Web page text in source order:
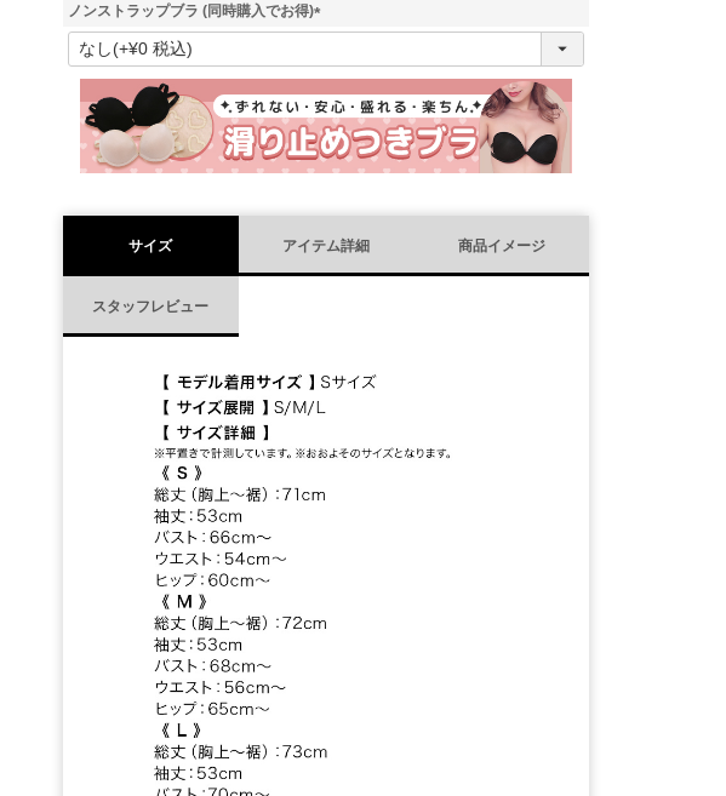
ノンストラップブラ (同時購入でお得)
(
須
)
サイズ アイテム詳細 商品イメージ
スタッフレビュー